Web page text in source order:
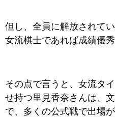
但し、全員に解放されて
女流棋士であれば成績優
その点で言うと、女流タ
せ持つ里見香奈さんは、
で、多くの公式戦で出場